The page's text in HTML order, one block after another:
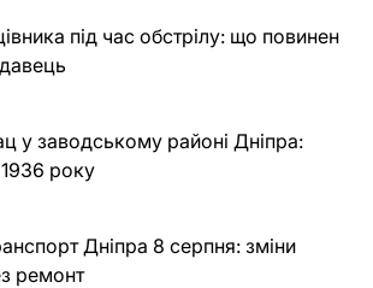
під час обстрілу: що повинен
у заводському районі Дніпра:
1936 року
Дніпра 8 серпня: зміни
ремонт